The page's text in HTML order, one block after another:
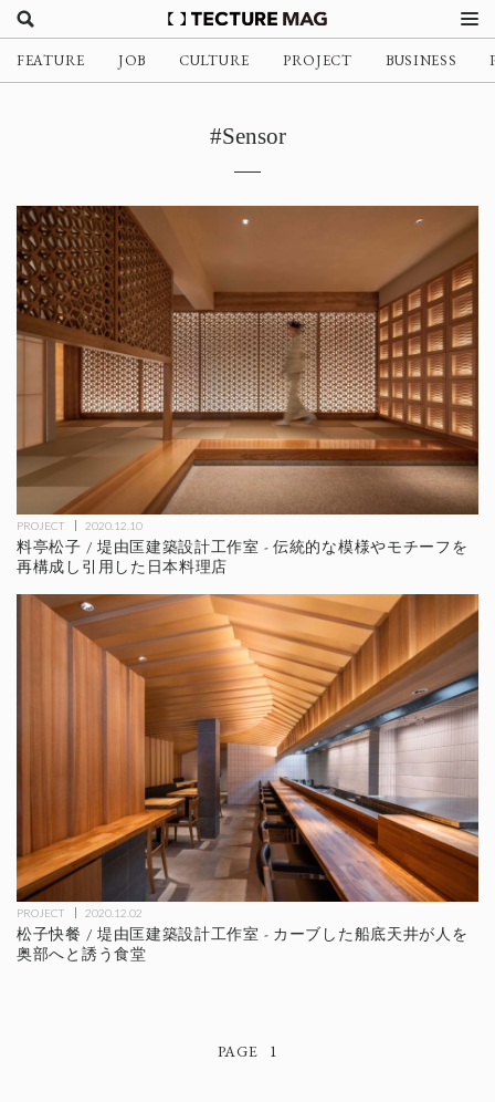
FEATURE JOB CULTURE PROJECT BUSINESS
#Sensor
PROJECT 2020.12.10
料亭松子 / 堤由匡建築設計工作室 - 伝統的な模様やモチーフを
再構成し引用した日本料理店
PROJECT 2020.12.02
松子快餐 / 堤由匡建築設計工作室 - カーブした船底天井が人を
奥部へと誘う食堂
1